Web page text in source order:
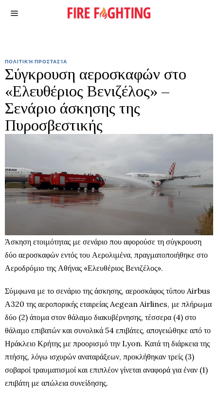
ΠΟΛΙΤΙΚΉ ΠΡΟΣΤΑΣΊΑ
Σύγκρουση αεροσκαφών στο
«Ελευθέριος Βενιζέλος» –
Σενάριο άσκησης της
Πυροσβεστικής
Άσκηση ετοιμότητας με σενάριο που αφορούσε τη σύγκρουση
δύο αεροσκαφών εντός του Αερολιμένα, πραγματοποιήθηκε στο
Αεροδρόμιο της Αθήνας «Ελευθέριος Βενιζέλος».
Σύμφωνα με το σενάριο της άσκησης, αεροσκάφος τύπου Airbus
Α320 της αεροπορικής εταιρείας Aegean Airlines, με πλήρωμα
δύο (2) άτομα στον θάλαμο διακυβέρνησης, τέσσερα (4) στο
θάλαμο επιβατών και συνολικά 54 επιβάτες, απογειώθηκε από το
Ηράκλειο Κρήτης με προορισμό την Lyon. Κατά τη διάρκεια της
πτήσης, λόγω ισχυρών αναταράξεων, προκλήθηκαν τρείς (3)
σοβαροί τραυματισμοί και επιπλέον γίνεται αναφορά για έναν (1)
επιβάτη με απώλεια συνείδησης.